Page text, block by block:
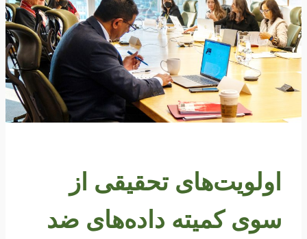
اولویت‌های تحقیقی از
سوی کمیته داده‌های ضد